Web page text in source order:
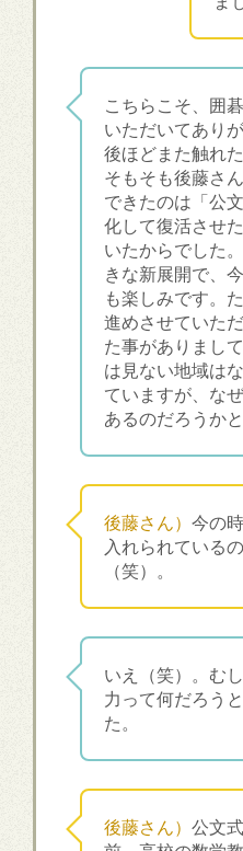
こちらこそ、囲
いただいてあり
後ほどまた触れ
そもそも後藤さ
できたのは「公
化して復活させ
いたからでした
きな新展開で、
も楽しみです。
進めさせていた
た事がありまし
は見ない地域は
ていますが、な
あるのだろうかと
後藤さん） 今の
入れられている
（笑）。
いえ（笑）。む
力って何だろう
た。
後藤さん） 公文